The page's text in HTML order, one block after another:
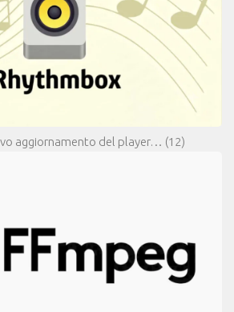
aggiornamento del player… (12)